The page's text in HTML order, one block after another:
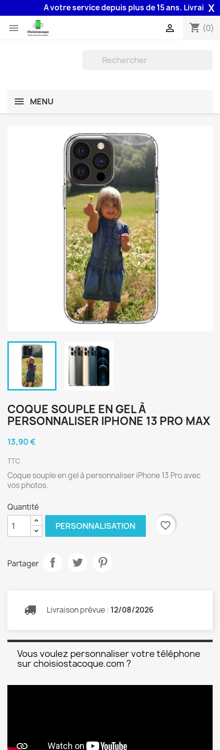
A votre service depuis plus de 15 ans. Livraison X
 shopping_cart (0)

MENU
COQUE SOUPLE EN GEL À
PERSONNALISER IPHONE 13 PRO MAX
13,90 €
TTC
Coque souple en gel à personnaliser iPhone 13 Pro avec
vos photos.
Quantité
PERSONNALISATION favorite_border
Partager
Livraison prévue : 12/08/2026
Vous voulez personnaliser votre téléphone
sur choisiostacoque.com ?